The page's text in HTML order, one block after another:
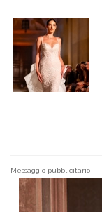
Messaggio pubblicitario